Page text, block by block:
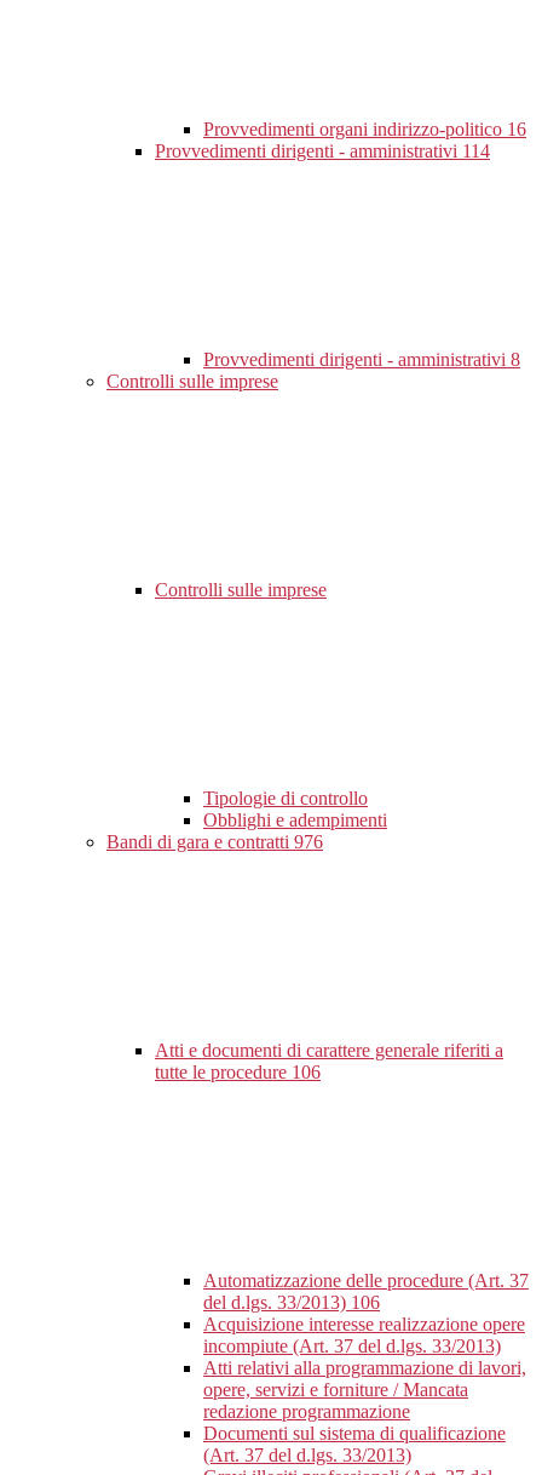
Provvedimenti organi indirizzo-politico 16
Provvedimenti dirigenti - amministrativi 114
Provvedimenti dirigenti - amministrativi 8
Controlli sulle imprese
Controlli sulle imprese
Tipologie di controllo
Obblighi e adempimenti
Bandi di gara e contratti 976
Atti e documenti di carattere generale riferiti a
tutte le procedure 106
Automatizzazione delle procedure (Art. 37
del d.lgs. 33/2013) 106
Acquisizione interesse realizzazione opere
incompiute (Art. 37 del d.lgs. 33/2013)
Atti relativi alla programmazione di lavori,
opere, servizi e forniture / Mancata
redazione programmazione
Documenti sul sistema di qualificazione
(Art. 37 del d.lgs. 33/2013)